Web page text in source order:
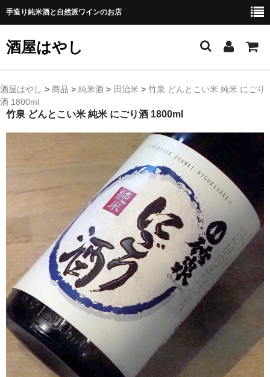
手造り純米酒と自然派ワインのお店
酒屋はやし
ホーム
商品カテゴリー
純 米 酒
よえもん 川村酒造店（岩手県花巻市）
田从･月下の舞 舞鶴酒造（秋田県横手市）
綿屋 金の井酒造（宮城県栗原市）
大七 大七酒造（福島県二本松市）
宗玄 宗玄酒造（石川県珠洲市）
神亀 神亀酒造（埼玉県蓮田市）
隆・丹沢山 川西屋酒造店（神奈川県足柄上郡）
長珍 長珍酒造（愛知県津島市）
天遊琳・伊勢の白酒 タカハシ酒造（三重県四日市市）
酒屋はやし > 商品 > 純米酒 > 田治米 > 竹泉 どんとこい米 純米 にごり
酒 1800ml
竹泉 どんとこい米 純米 にごり酒 1800ml